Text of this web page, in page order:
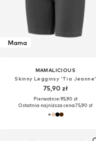
Mama
MAMALICIOUS
Skinny Legginsy 'Tia Jeanne'
75,90 zł
Pierwotnie: 95,90 zł
Ostatnia najniższa cena:75,90 zł